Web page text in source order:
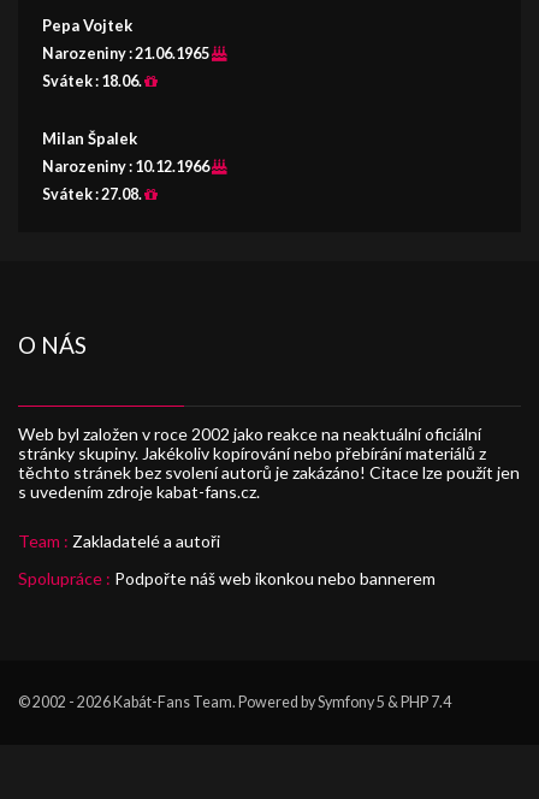
Pepa Vojtek
Narozeniny :21.06.1965
Svátek : 18.06.
Milan Špalek
Narozeniny : 10.12.1966
Svátek :27.08.
O NÁS
Web byl založen v roce 2002 jako reakce na neaktuální oficiální
stránky skupiny. Jakékoliv kopírování nebo přebírání materiálů z
těchto stránek bez svolení autorů je zakázáno! Citace lze použít jen
s uvedením zdroje kabat-fans.cz.
Team : Zakladatelé a autoři
Spolupráce : Podpořte náš web ikonkou nebo bannerem
© 2002 - 2026Kabát-Fans Team. Powered by Symfony 5 & PHP 7.4